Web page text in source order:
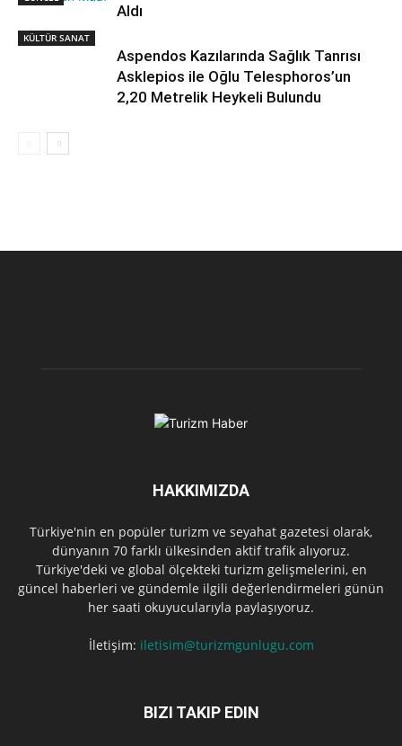
Aldı
KÜLTÜR SANAT
Aspendos Kazılarında Sağlık Tanrısı
Asklepios ile Oğlu Telesphoros’un
2,20 Metrelik Heykeli Bulundu
HAKKIMIZDA
Türkiye'nin en popüler turizm ve seyahat gazetesi olarak,
dünyanın 70 farklı ülkesinden aktif trafik alıyoruz.
Türkiye'deki ve global ölçekteki turizm gelişmelerini, en
güncel haberleri ve gündemle ilgili değerlendirmeleri günün
her saati okuyucularıyla paylaşıyoruz.
İletişim: iletisim@turizmgunlugu.com
BIZI TAKIP EDIN